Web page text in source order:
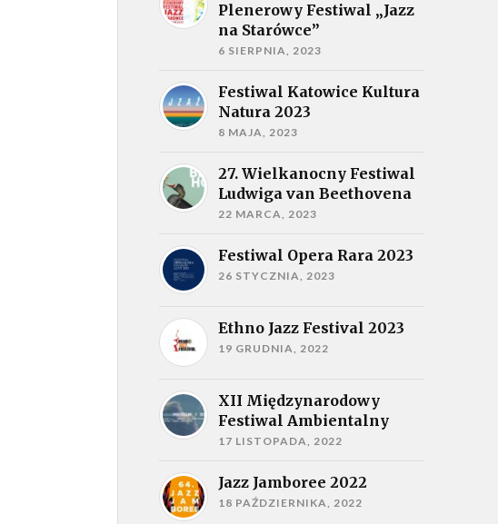
Plenerowy Festiwal „Jazz
na Starówce”
6 SIERPNIA, 2023
Festiwal Katowice Kultura
Natura 2023
8 MAJA, 2023
27. Wielkanocny Festiwal
Ludwiga van Beethovena
22 MARCA, 2023
Festiwal Opera Rara 2023
26 STYCZNIA, 2023
Ethno Jazz Festival 2023
19 GRUDNIA, 2022
XII Międzynarodowy
Festiwal Ambientalny
17 LISTOPADA, 2022
Jazz Jamboree 2022
18 PAŹDZIERNIKA, 2022